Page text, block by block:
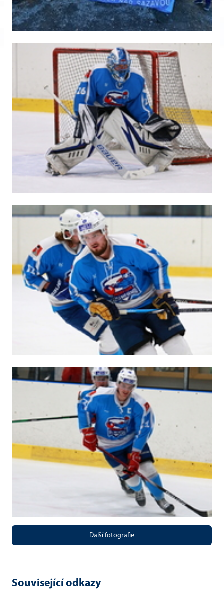
Další fotografie
Související odkazy